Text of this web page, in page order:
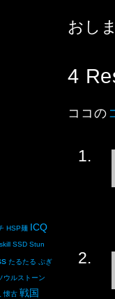
おし
4
ココの
HSP麺 ICQ
skill SSD Stun
たるたる ぷぎ
ウルストーン
懐古 戦国